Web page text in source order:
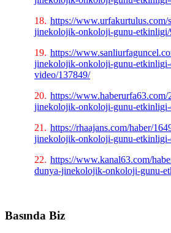
18. https://www.urfakurtulus.com/
jinekolojik-onkoloji-gunu-etkinligi/
19. https://
jinekolojik-onkoloji-gunu-etkinligi-
video/137849/
20. https://
jinekolojik-onkoloji-gunu-
21. https://rhaajans.com/haber/
jinekolojik-onkoloji-gunu-etkinligi-
22. https://www.kanal63.com/
dunya-jinekolojik-onkoloji-gunu-
Basında Biz